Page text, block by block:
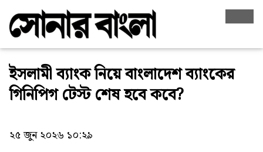
ইসলামী ব্যাংক নিয়ে বাংলাদেশ ব্যাংকের
গিনিপিগ টেস্ট শেষ হবে কবে?
২৫ জুন ২০২৬ ১০:২৯